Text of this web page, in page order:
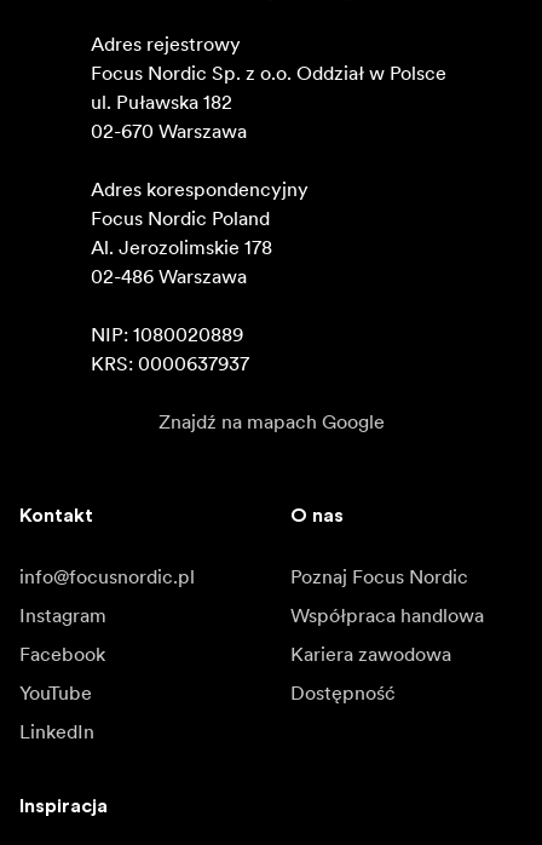
Adres rejestrowy
Focus Nordic Sp. z o.o. Oddział w Polsce
ul. Puławska 182
02-670 Warszawa
Adres korespondencyjny
Focus Nordic Poland
Al. Jerozolimskie 178
02-486 Warszawa
NIP: 1080020889
KRS: 0000637937
Znajdź na mapach Google
Kontakt
info@focusnordic.pl
Instagram
Facebook
YouTube
LinkedIn
O nas
Poznaj Focus Nordic
Współpraca handlowa
Kariera zawodowa
Dostępność
Inspiracja